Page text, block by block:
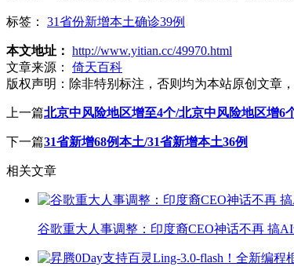
标签： 31省份新增本土确诊39例
本文地址： http://www.yitian.cc/49970.html
文章来源：
倚天百科
版权声明： 除非特别标注，否则均为本站原创文章
上一篇北京中风险地区增至4个/北京中风险地区增6
下一篇31省新增68例本土/31省新增本土36例
相关文章
谷歌重大人事调整：印度裔CEO神话不再 搞